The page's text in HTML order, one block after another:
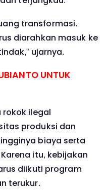
transformasi.
diarahkan masuk ke
ujarnya.
UNTUK
rokok ilegal
produksi dan
biaya serta
itu, kebijakan
diikuti program
terukur.